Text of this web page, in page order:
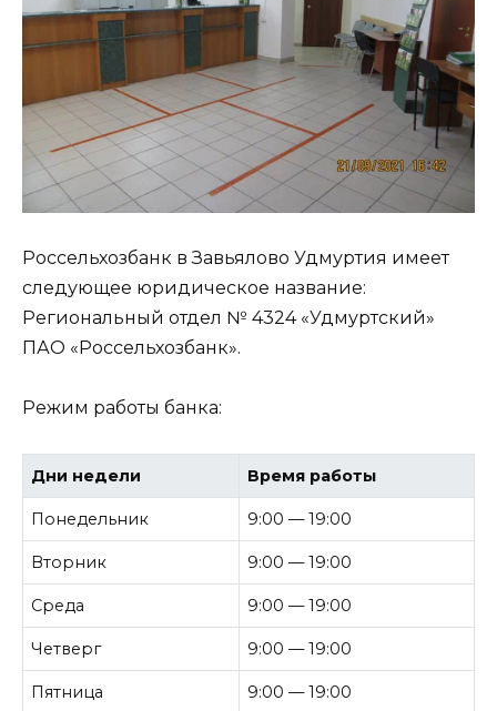
Россельхозбанк в Завьялово Удмуртия имеет
следующее юридическое название:
Региональный отдел № 4324 «Удмуртский»
ПАО «Россельхозбанк».
Режим работы банка:
Дни недели Время работы
Понедельник 9:00 — 19:00
Вторник 9:00 — 19:00
Среда 9:00 — 19:00
Четверг 9:00 — 19:00
Пятница 9:00 — 19:00